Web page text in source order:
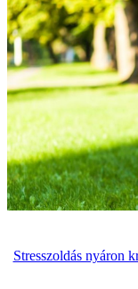
Stresszoldás nyáron